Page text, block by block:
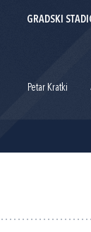
GRADSKI
Petar Kratki